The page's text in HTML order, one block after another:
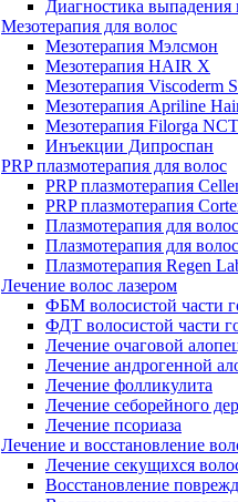
Диагностика
Мезотерапия для волос
Мезотерапия Мэлсмон
Мезотерапия HAIR X
Мезотерапия Viscoderm
Мезотерапия Apriline
Мезотерапия Filorga
Инъекции Дипроспан
PRP плазмотерапия для волос
PRP плазмотерапия
PRP плазмотерапия
Плазмотерапия для
Плазмотерапия для
Плазмотерапия Regen
Лечение волос лазером
ФБМ волосистой части
ФДТ волосистой части
Лечение очаговой
Лечение андрогенной
Лечение фолликулита
Лечение себорейного
Лечение псориаза
Лечение и восстановление
Лечение секущихся
Восстановление